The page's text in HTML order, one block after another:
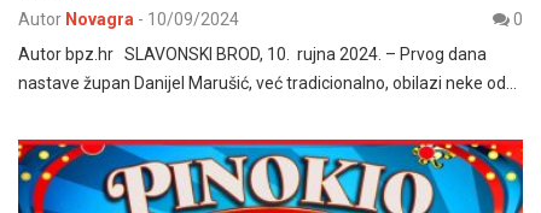
Autor Novagra - 10/09/2024
0
Autor bpz.hr SLAVONSKI BROD, 10. rujna 2024. – Prvog dana
nastave župan Danijel Marušić, već tradicionalno, obilazi neke od…